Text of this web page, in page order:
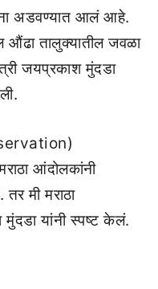
अडवण्यात आलं आहे.
औंढा तालुक्यातील जवळा
जयप्रकाश मुंदडा
आंदोलकांनी
मी मराठा
यांनी स्पष्ट केलं.